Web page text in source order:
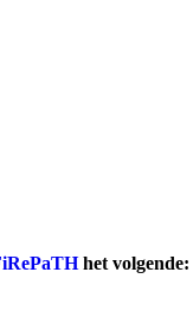
het volgende: